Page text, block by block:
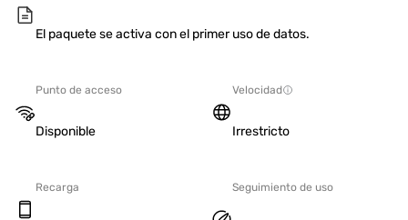
El paquete se activa con el primer uso de datos.
Punto de acceso
Disponible
Velocidad
Irrestricto
Recarga Seguimiento de uso